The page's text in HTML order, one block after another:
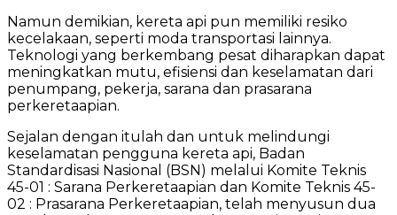
Namun demikian, kereta api pun memiliki resiko
kecelakaan, seperti moda transportasi lainnya.
Teknologi yang berkembang pesat diharapkan dapat
meningkatkan mutu, efisiensi dan keselamatan dari
penumpang, pekerja, sarana dan prasarana
perkeretaapian.
Sejalan dengan itulah dan untuk melindungi
keselamatan pengguna kereta api, Badan
Standardisasi Nasional (BSN) melalui Komite Teknis
45-01 : Sarana Perkeretaapian dan Komite Teknis 45-
02 : Prasarana Perkeretaapian, telah menyusun dua